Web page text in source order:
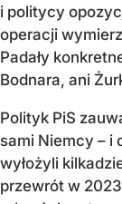
i politycy
operacji
Padały
Bodnara, ani
Polityk PiS
sami Niemcy – i
wyłożyli
przewrót w